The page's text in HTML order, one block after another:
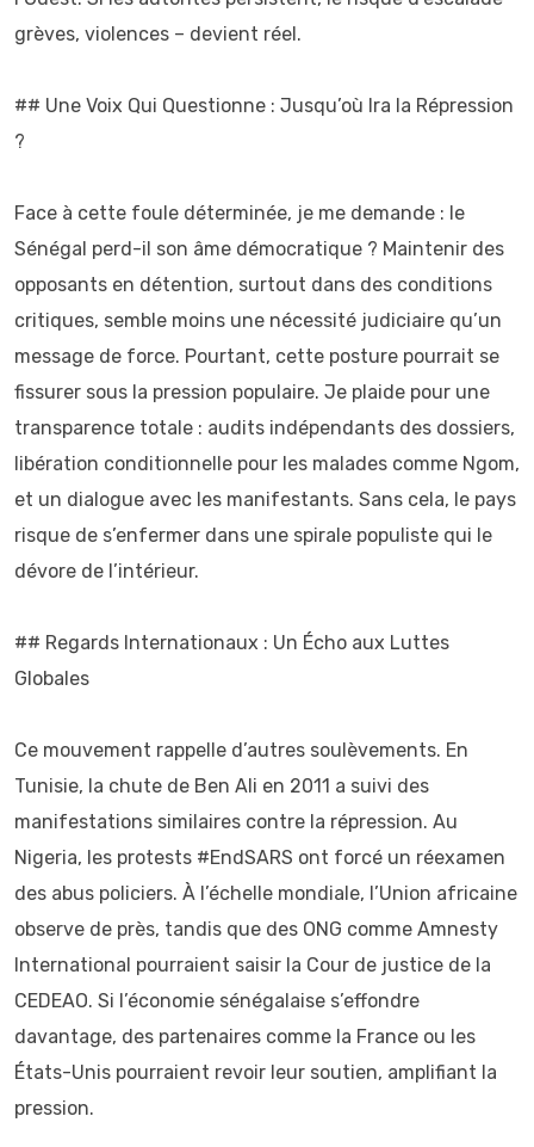
grèves, violences – devient réel.
## Une Voix Qui Questionne : Jusqu’où Ira la Répression
?
Face à cette foule déterminée, je me demande : le
Sénégal perd-il son âme démocratique ? Maintenir des
opposants en détention, surtout dans des conditions
critiques, semble moins une nécessité judiciaire qu’un
message de force. Pourtant, cette posture pourrait se
fissurer sous la pression populaire. Je plaide pour une
transparence totale : audits indépendants des dossiers,
libération conditionnelle pour les malades comme Ngom,
et un dialogue avec les manifestants. Sans cela, le pays
risque de s’enfermer dans une spirale populiste qui le
dévore de l’intérieur.
## Regards Internationaux : Un Écho aux Luttes
Globales
Ce mouvement rappelle d’autres soulèvements. En
Tunisie, la chute de Ben Ali en 2011 a suivi des
manifestations similaires contre la répression. Au
Nigeria, les protests #EndSARS ont forcé un réexamen
des abus policiers. À l’échelle mondiale, l’Union africaine
observe de près, tandis que des ONG comme Amnesty
International pourraient saisir la Cour de justice de la
CEDEAO. Si l’économie sénégalaise s’effondre
davantage, des partenaires comme la France ou les
États-Unis pourraient revoir leur soutien, amplifiant la
pression.